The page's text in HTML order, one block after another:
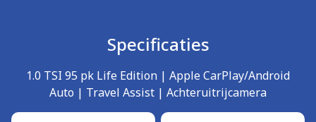
Specificaties
1.0 TSI 95 pk Life Edition | Apple CarPlay/Android
Auto | Travel Assist | Achteruitrijcamera